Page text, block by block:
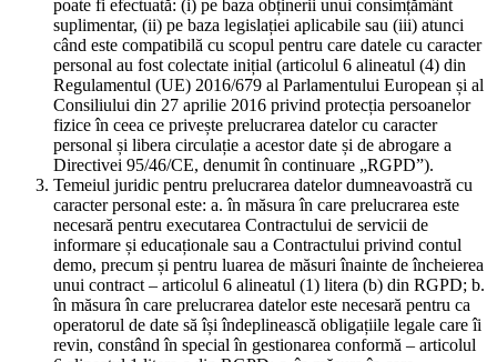
poate fi efectuată: (i) pe baza obținerii unui consimțământ
suplimentar, (ii) pe baza legislației aplicabile sau (iii) atunci
când este compatibilă cu scopul pentru care datele cu caracter
personal au fost colectate inițial (articolul 6 alineatul (4) din
Regulamentul (UE) 2016/679 al Parlamentului European și al
Consiliului din 27 aprilie 2016 privind protecția persoanelor
fizice în ceea ce privește prelucrarea datelor cu caracter
personal și libera circulație a acestor date și de abrogare a
Directivei 95/46/CE, denumit în continuare „RGPD”).
Temeiul juridic pentru prelucrarea datelor dumneavoastră cu
caracter personal este: a. în măsura în care prelucrarea este
necesară pentru executarea Contractului de servicii de
informare și educaționale sau a Contractului privind contul
demo, precum și pentru luarea de măsuri înainte de încheierea
unui contract – articolul 6 alineatul (1) litera (b) din RGPD; b.
în măsura în care prelucrarea datelor este necesară pentru ca
operatorul de date să își îndeplinească obligațiile legale care îi
revin, constând în special în gestionarea conformă – articolul